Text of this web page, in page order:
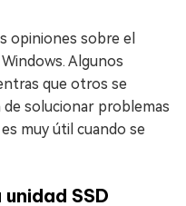
opiniones sobre el
Algunos
que otros se
de solucionar problemas
muy útil cuando se
SSD